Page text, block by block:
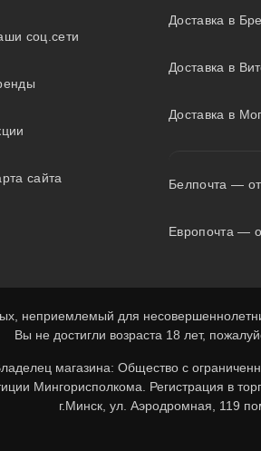
соц.сети
сайта
Доставка в
Доставка в
Доставка в
Белпочта —
Европочта —
неприемлемый для
Вы не достигли возраста 18 лет,
магазина: Общество с
Мингорисполкома. Регистрация в
г.Минск, ул. Аэродромная, 119